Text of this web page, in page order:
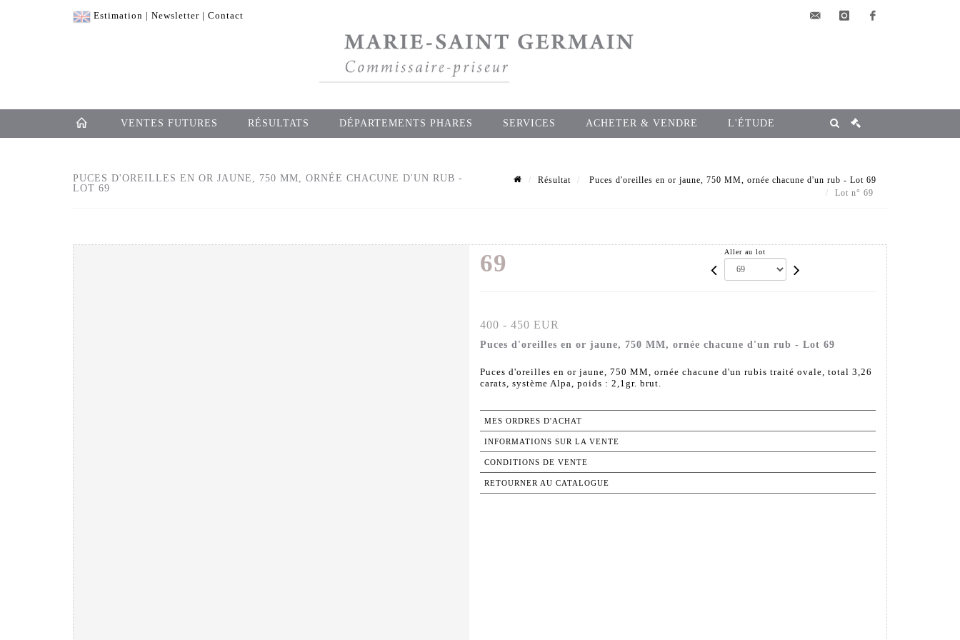
Estimation | Newsletter | Contact
VENTES FUTURES RÉSULTATS DÉPARTEMENTS PHARES SERVICES ACHETER & VENDRE L'ÉTUDE
PUCES D'OREILLES EN OR JAUNE, 750 MM, ORNÉE CHACUNE D'UN RUB -
LOT 69
Résultat
Puces d'oreilles en or jaune, 750 MM, ornée chacune d'un rub - Lot 69
Lot n° 69
69 Aller au lot
400 - 450 EUR
Puces d'oreilles en or jaune, 750 MM, ornée chacune d'un rub - Lot 69
Puces d'oreilles en or jaune, 750 MM, ornée chacune d'un rubis traité ovale, total 3,26
carats, système Alpa, poids : 2,1gr. brut.
MES ORDRES D'ACHAT
INFORMATIONS SUR LA VENTE
CONDITIONS DE VENTE
RETOURNER AU CATALOGUE